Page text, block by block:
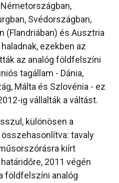
Svédországban,
(Flandriában) és Ausztria
ezekben az
az analóg földfelszíni
tagállam - Dánia,
Málta és Szlovénia - ez
ig vállalták a váltást.
különösen a
tavaly
kiírt
2011 végén
földfelszíni analóg